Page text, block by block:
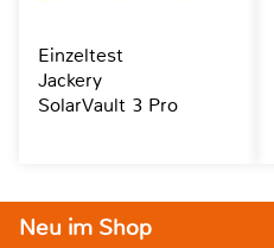
Neu im Shop
Einzeltest
Jackery
SolarVault 3 Pro